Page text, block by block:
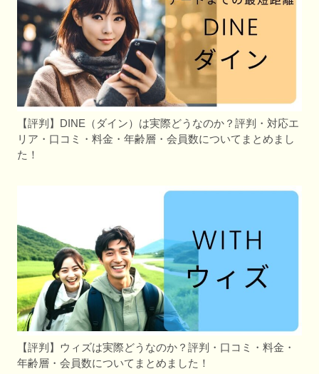
【評判】DINE（ダイン）は実際どうなのか？評判・対応エ
リア・口コミ・料金・年齢層・会員数についてまとめまし
た！
【評判】ウィズは実際どうなのか？評判・口コミ・料金・
年齢層・会員数についてまとめました！